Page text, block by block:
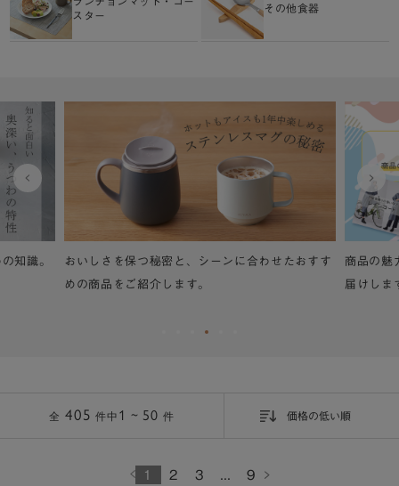
スター
その他食器
知識。
おいしさを保つ秘密と、シーンに合わせたおすす
めの商品をご紹介します。
商品の魅
届けしま
全 405 件中 1 ~ 50 件
1 2 3 9
価格の低い順